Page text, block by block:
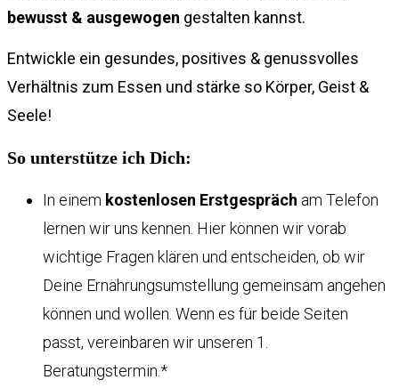
bewusst & ausgewogen gestalten kannst.
Entwickle ein gesundes, positives & genussvolles
Verhältnis zum Essen und stärke so Körper, Geist &
Seele!
So unterstütze ich Dich:
In einem kostenlosen Erstgespräch am Telefon
lernen wir uns kennen. Hier können wir vorab
wichtige Fragen klären und entscheiden, ob wir
Deine Ernährungsumstellung gemeinsam angehen
können und wollen. Wenn es für beide Seiten
passt, vereinbaren wir unseren 1.
Beratungstermin.*